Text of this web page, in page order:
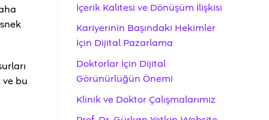
ve bu
İçerik Kalitesi ve Dönüşüm İlişkisi
Kariyerinin Başındaki Hekimler
İçin Dijital Pazarlama
Doktorlar İçin Dijital
Görünürlüğün Önemi
Klinik ve Doktor Çalışmalarımız